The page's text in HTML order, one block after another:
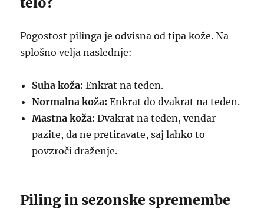
Pogostost pilinga je odvisna od tipa kože. Na
splošno velja naslednje:
Suha koža: Enkrat na teden.
Normalna koža: Enkrat do dvakrat na teden.
Mastna koža: Dvakrat na teden, vendar
pazite, da ne pretiravate, saj lahko to
povzroči draženje.
Piling in sezonske spremembe